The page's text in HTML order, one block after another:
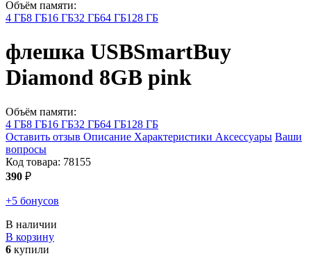
Объём памяти:
4 ГБ8 ГБ16 ГБ32 ГБ64 ГБ128 ГБ
флешка USBSmartBuy
Diamond 8GB pink
Объём памяти:
4 ГБ8 ГБ16 ГБ32 ГБ64 ГБ128 ГБ
Оставить отзыв Описание Характеристики Аксессуары Ваши
вопросы
Код товара: 78155
390 ₽
+5 бонусов
В наличии
В корзину
6 купили